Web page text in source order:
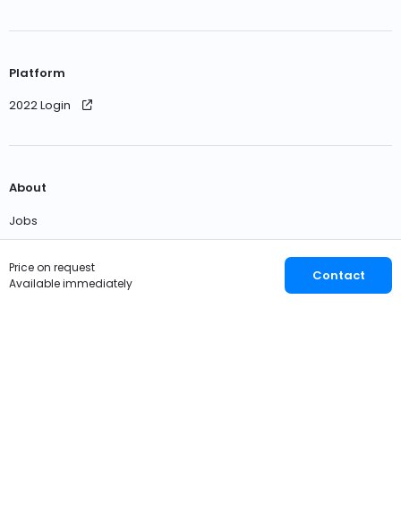
Price on request
Available immediately
Contact
Platform
2022 Login
About
Jobs